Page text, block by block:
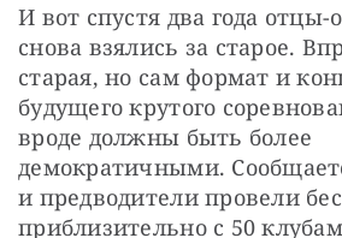
И вот спустя два года отцы-
снова взялись за старое.
старая, но сам формат и
будущего крутого
вроде должны быть более
демократичными.
и предводители провели
приблизительно с 50